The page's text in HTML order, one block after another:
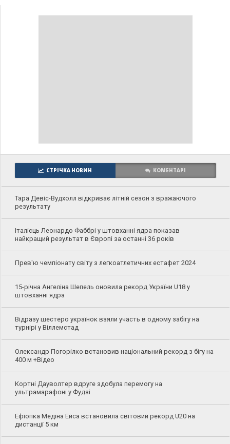
СТРІЧКА НОВИН КОМЕНТАРІ
Тара Девіс-Вудхолл відкриває літній сезон з вражаючого
результату
Італієць Леонардо Фаббрі у штовханні ядра показав
найкращий результат в Європі за останні 36 років
Прев'ю чемпіонату світу з легкоатлетичних естафет 2024
15-річна Ангеліна Шепель оновила рекорд України U18 у
штовханні ядра
Відразу шестеро українок взяли участь в одному забігу на
турнірі у Віллемстад
Олександр Погорілко встановив національний рекорд з бігу на
400 м +Відео
Кортні Дауволтер вдруге здобула перемогу на
ультрамарафоні у Фудзі
Ефіопка Медіна Ейса встановила світовий рекорд U20 на
дистанції 5 км